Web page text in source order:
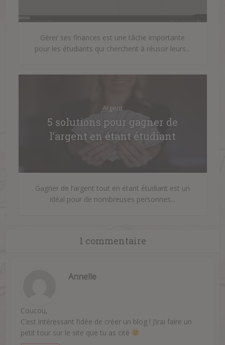
Gérer ses finances est une tâche importante
pour les étudiants qui cherchent à réussir leurs...
Argent
5 solutions pour gagner de
l’argent en étant étudiant
Gagner de l’argent tout en étant étudiant est un
idéal pour de nombreuses personnes...
1 commentaire
Annelle
Coucou,
C’est intéressant l’idée de créer un blog ! J’irai faire un
petit tour sur le site que tu as cité